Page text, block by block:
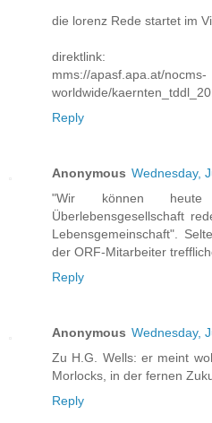
die lorenz Rede startet im
direktlink:
mms://apasf.apa.at/nocms-
worldwide/
Reply
Anonymous Wednesday,
"Wir können
Überlebensgesellschaft
Lebensgemeinschaft".
der ORF-Mitarbeiter
Reply
Anonymous Wednesday,
Zu H.G. Wells: er meint
Morlocks, in der fernen
Reply